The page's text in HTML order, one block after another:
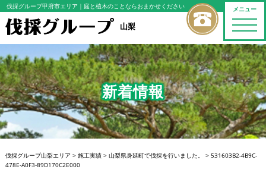
メニュー
toggle
伐採グループ甲府市エリア ｜庭と植木のことならおまかせください
山梨
新着情報
伐採グループ山梨エリア > 施工実績> 山梨県身延町で伐採を行いました。 > 531603B2-4B9C-
478E-A0F3-89D170C2E000